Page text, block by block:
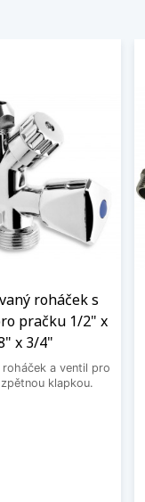
roháček s
pračku 1/2" x
x 3/4"
roháček a ventil pro
klapkou.